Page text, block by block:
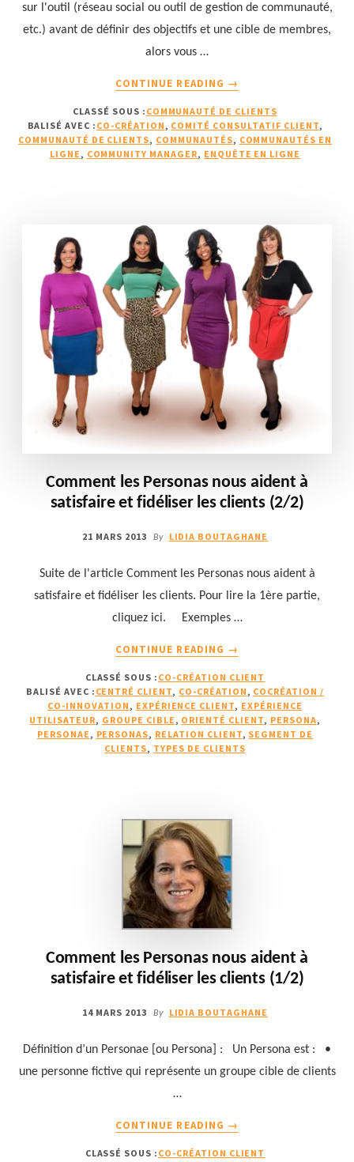
sur l'outil (réseau social ou outil de gestion de communauté,
etc.) avant de définir des objectifs et une cible de membres,
alors vous …
CONTINUE READING
IMPLIQUER
DANS
VOTRE
→
CLASSÉ SOUS : COMMUNAUTÉ DE CLIENTS
BALISÉ AVEC : CO-CRÉATION , COMITÉ CONSULTATIF CLIENT,
COMMUNAUTÉ DE CLIENTS, COMMUNAUTÉS, COMMUNAUTÉS EN
LIGNE , COMMUNITY MANAGER, ENQUÊTE EN LIGNE
Comment les Personas nous aident à
satisfaire et fidéliser les clients (2/2)
21 MARS 2013 By LIDIA BOUTAGHANE
Suite de l'article Comment les Personas nous aident à
satisfaire et fidéliser les clients. Pour lire la 1ère partie,
cliquez ici. Exemples …
CONTINUE READING
LES
PERSONAS
NOUS
AIDENT
À
LES
(2/2)
→
CLASSÉ SOUS : CO-CRÉATION CLIENT
BALISÉ AVEC : CENTRÉ CLIENT, CO-CRÉATION , COCRÉATION /
CO-INNOVATION , EXPÉRIENCE CLIENT, EXPÉRIENCE
UTILISATEUR, GROUPE CIBLE , ORIENTÉ CLIENT, PERSONA,
PERSONAE , PERSONAS, RELATION CLIENT, SEGMENT DE
CLIENTS, TYPES DE CLIENTS
Comment les Personas nous aident à
satisfaire et fidéliser les clients (1/2)
14 MARS 2013 By LIDIA BOUTAGHANE
Définition d’un Personae [ou Persona] : Un Persona est : •
une personne fictive qui représente un groupe cible de clients
…
CONTINUE READING
LES
→
CLASSÉ SOUS : CO-CRÉATION CLIENT